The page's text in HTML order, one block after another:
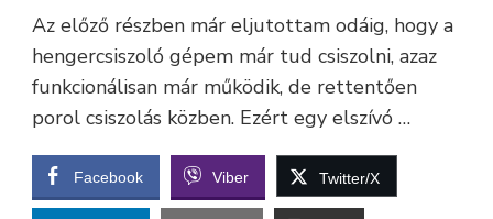
Az előző részben már eljutottam odáig, hogy a
hengercsiszoló gépem már tud csiszolni, azaz
funkcionálisan már működik, de rettentően
porol csiszolás közben. Ezért egy elszívó …
Facebook Viber Twitter/X